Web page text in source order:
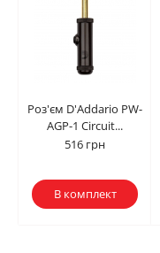
Роз'єм D'Addario PW-
AGP-1 Circuit...
516 грн
В комплект